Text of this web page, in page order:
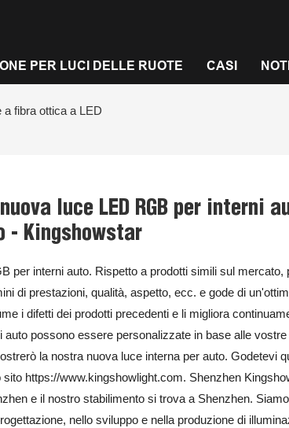
PER LUCI DELLE RUOTE CASI
a fibra ottica a LED
luce LED RGB per interni
- Kingshowstar
per interni auto. Rispetto a prodotti simili sul
di prestazioni, qualità, aspetto, ecc. e gode di
i difetti dei prodotti precedenti e li migliora
auto possono essere personalizzate in base alle
la nostra nuova luce interna per auto. Godetevi
sito https://www.kingshowlight.com. Shenzhen
e il nostro stabilimento si trova a Shenzhen.
nello sviluppo e nella produzione di